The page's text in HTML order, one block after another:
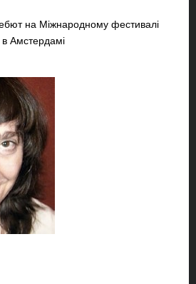
на Міжнародному фестивалі
в Амстердамі